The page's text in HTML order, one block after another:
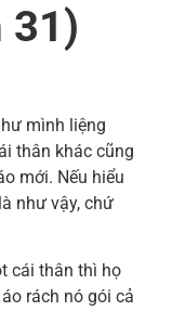
31)
mình liệng
thân khác cũng
mới. Nếu hiểu
như vậy, chứ
cái thân thì họ
rách nó gói cả